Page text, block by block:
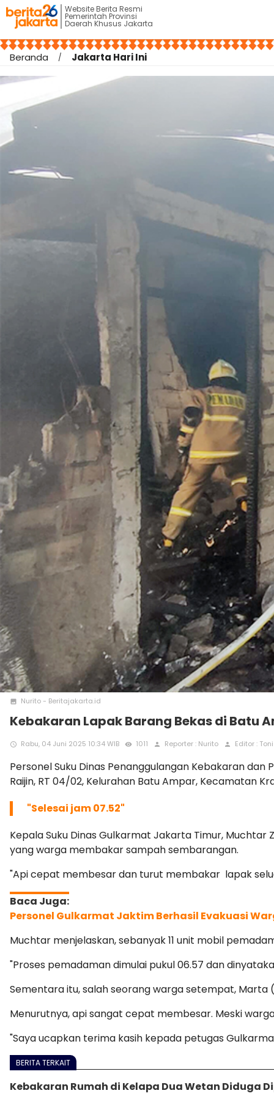
Website Berita Resmi
Pemerintah Provinsi
Daerah Khusus Jakarta
Beranda Jakarta Hari Ini
photo Nurito - Beritajakarta.id
Kebakaran Lapak Barang Bekas di Batu
access_time Rabu, 04 Juni 2025 10:34 WIB remove_red_eye 1011 person Reporter : Nurito person Editor :
Personel Suku Dinas Penanggulangan Kebakaran
Raijin, RT 04/02, Kelurahan Batu Ampar, Kecamatan
"Selesai jam 07.52"
Kepala Suku Dinas Gulkarmat Jakarta Timur,
yang warga membakar sampah sembarangan.
"Api cepat membesar dan turut membakar lapak
Personel Gulkarmat Jaktim Berhasil Evakuasi
Muchtar menjelaskan, sebanyak 11 unit mobil
"Proses pemadaman dimulai pukul 06.57 dan
Sementara itu, salah seorang warga setempat,
Menurutnya, api sangat cepat membesar. Meski
"Saya ucapkan terima kasih kepada petugas
BERITA TERKAIT
Kebakaran Rumah di Kelapa Dua Wetan Diduga